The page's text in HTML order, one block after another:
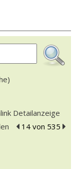
Detailanzeige
zum vorherigen
14 von 535 zum